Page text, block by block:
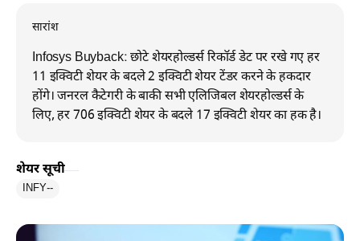
सारांश
Infosys Buyback: छोटे शेयरहोल्डर्स रिकॉर्ड डेट पर रखे गए हर
11 इक्विटी शेयर के बदले 2 इक्विटी शेयर टेंडर करने के हकदार
होंगे। जनरल कैटेगरी के बाकी सभी एलिजिबल शेयरहोल्डर्स के
लिए, हर 706 इक्विटी शेयर के बदले 17 इक्विटी शेयर का हक है।
शेयर सूची
INFY--